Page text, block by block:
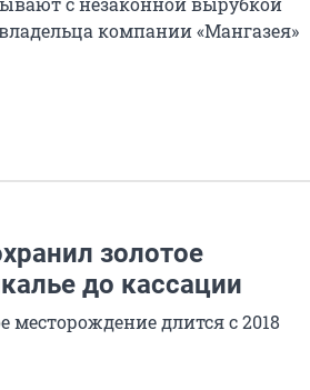
компании «Мангазея»
золотое
до кассации
месторождение длится с 2018